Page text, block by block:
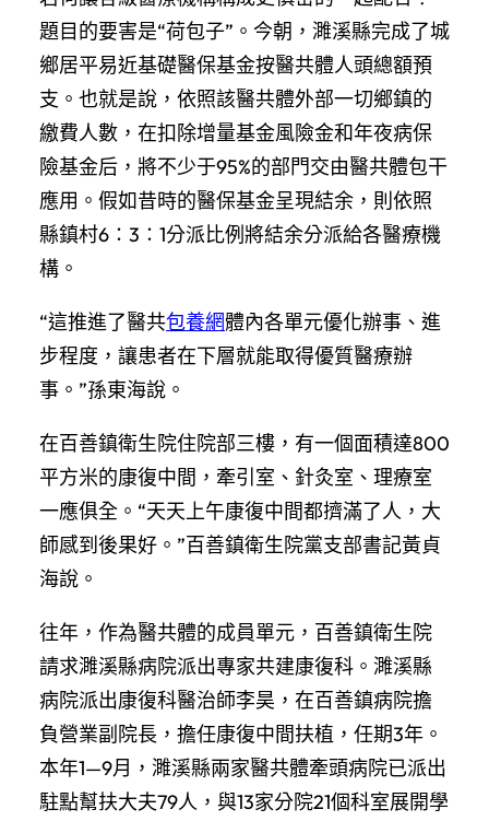
題目的要害是“荷包子”。今朝，濉溪縣完成了城
鄉居平易近基礎醫保基金按醫共體人頭總額預
支。也就是說，依照該醫共體外部一切鄉鎮的
繳費人數，在扣除增量基金風險金和年夜病保
險基金后，將不少于95%的部門交由醫共體包干
應用。假如昔時的醫保基金呈現結余，則依照
縣鎮村6∶3∶1分派比例將結余分派給各醫療機
構。
“這推進了醫共包養網體內各單元優化辦事、進
步程度，讓患者在下層就能取得優質醫療辦
事。”孫東海說。
在百善鎮衛生院住院部三樓，有一個面積達800
平方米的康復中間，牽引室、針灸室、理療室
一應俱全。“天天上午康復中間都擠滿了人，大
師感到後果好。”百善鎮衛生院黨支部書記黃貞
海說。
往年，作為醫共體的成員單元，百善鎮衛生院
請求濉溪縣病院派出專家共建康復科。濉溪縣
病院派出康復科醫治師李昊，在百善鎮病院擔
負營業副院長，擔任康復中間扶植，任期3年。
本年1—9月，濉溪縣兩家醫共體牽頭病院已派出
駐點幫扶大夫79人，與13家分院21個科室展開學